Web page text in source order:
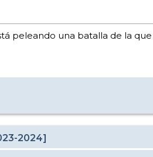
peleando una batalla de la
2024]